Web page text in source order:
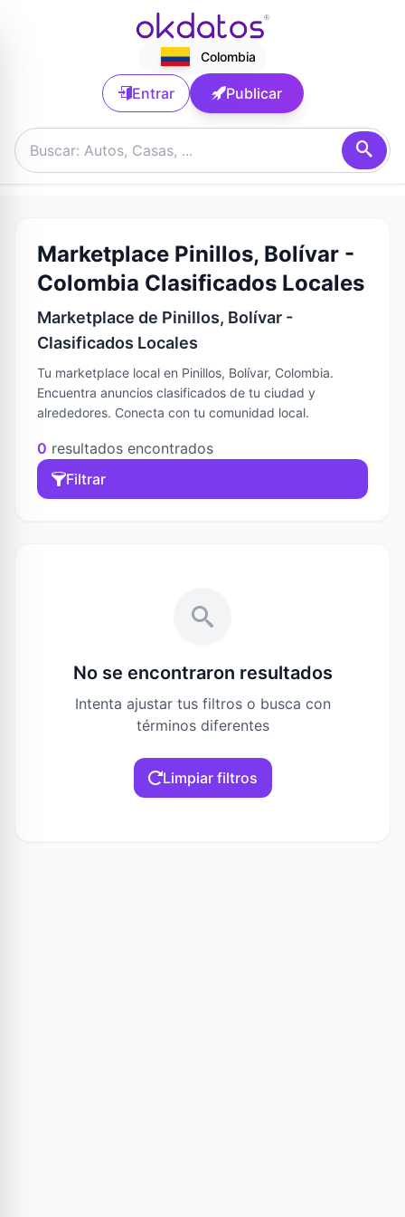
Colombia
Entrar Publicar
Marketplace Pinillos, Bolívar -
Colombia Clasificados Locales
Marketplace de Pinillos, Bolívar -
Clasificados Locales
Tu marketplace local en Pinillos, Bolívar, Colombia.
Encuentra anuncios clasificados de tu ciudad y
alrededores. Conecta con tu comunidad local.
0 resultados encontrados
Filtrar
No se encontraron resultados
Intenta ajustar tus filtros o busca con
términos diferentes
Limpiar filtros